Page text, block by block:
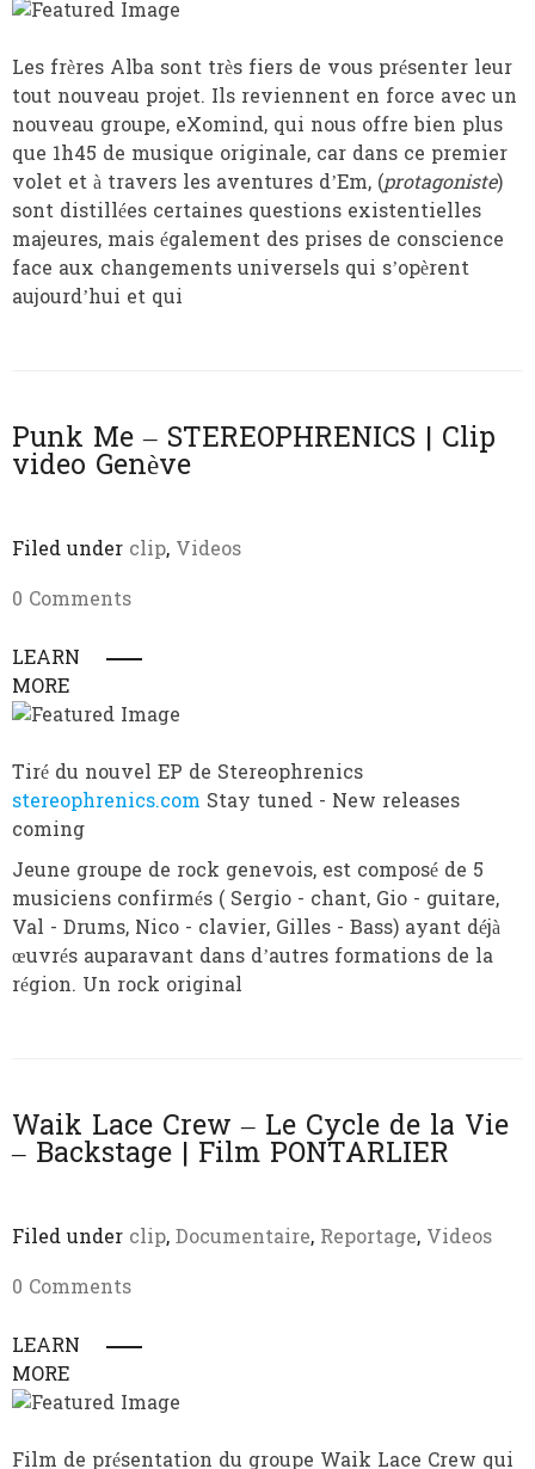
Les frères Alba sont très fiers de vous présenter leur
tout nouveau projet. Ils reviennent en force avec un
nouveau groupe, eXomind, qui nous offre bien plus
que 1h45 de musique originale, car dans ce premier
volet et à travers les aventures d’Em, (protagoniste)
sont distillées certaines questions existentielles
majeures, mais également des prises de conscience
face aux changements universels qui s’opèrent
aujourd’hui et qui
Punk Me – STEREOPHRENICS | Clip
video Genève
Filed under clip, Videos
0 Comments
LEARN
MORE
Tiré du nouvel EP de Stereophrenics
stereophrenics.com Stay tuned - New releases
coming
Jeune groupe de rock genevois, est composé de 5
musiciens confirmés ( Sergio - chant, Gio - guitare,
Val - Drums, Nico - clavier, Gilles - Bass) ayant déjà
œuvrés auparavant dans d’autres formations de la
région. Un rock original
Waik Lace Crew – Le Cycle de la Vie
– Backstage | Film PONTARLIER
Filed under clip,Documentaire, Reportage, Videos
0 Comments
LEARN
MORE
Film de présentation du groupe Waik Lace Crew qui